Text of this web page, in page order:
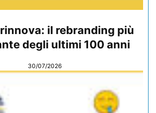
rinnova: il rebranding più
degli ultimi 100 anni
30/07/2026